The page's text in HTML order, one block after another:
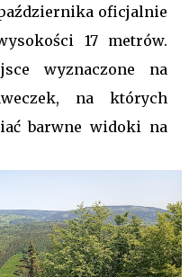
oficjalnie
17 metrów.
wyznaczone na
na których
barwne widoki na